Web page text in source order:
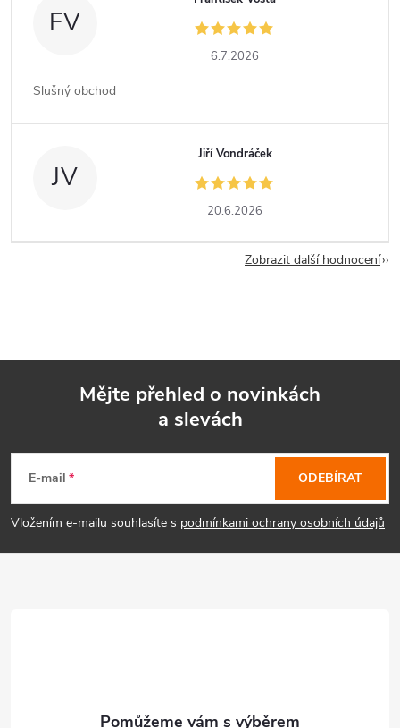
FV
6.7.2026
Slušný obchod
JV
Jiří Vondráček
20.6.2026
Zobrazit další hodnocení
p
a
Mějte přehled o novinkách
a slevách
E-mail
Vložením e-mailu souhlasíte s podmínkami ochrany osobních údajů
ODEBÍRAT